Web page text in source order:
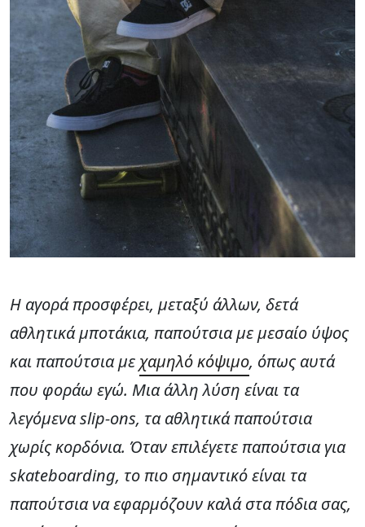
Η αγορά προσφέρει, μεταξύ άλλων, δετά
αθλητικά μποτάκια, παπούτσια με μεσαίο ύψος
και παπούτσια με χαμηλό κόψιμο, όπως αυτά
που φοράω εγώ. Μια άλλη λύση είναι τα
λεγόμενα slip-ons, τα αθλητικά παπούτσια
χωρίς κορδόνια. Όταν επιλέγετε παπούτσια για
skateboarding, το πιο σημαντικό είναι τα
παπούτσια να εφαρμόζουν καλά στα πόδια σας,